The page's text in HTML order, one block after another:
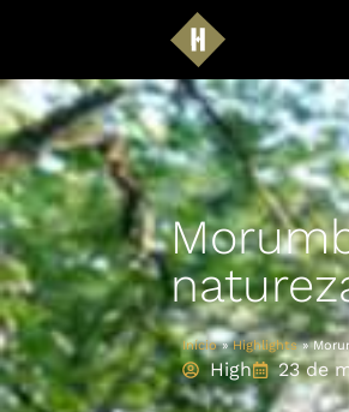
Início»Highlights»
High 23 de